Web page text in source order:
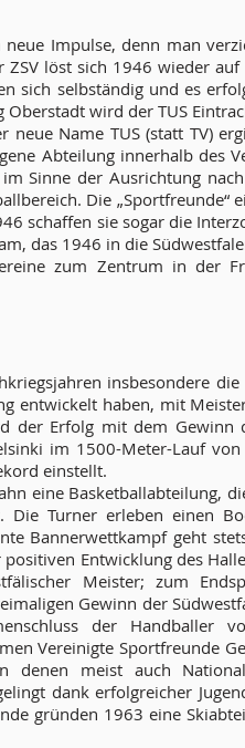
Impulse, denn man
löst sich 1946 wieder
sich selbständig und es
wird der TUS
neue Name TUS (statt TV)
Abteilung innerhalb des
Sinne der Ausrichtung
Die „Sportfreunde“
schaffen sie sogar die
das 1946 in die
zum Zentrum in der
insbesondere
entwickelt haben, mit
der Erfolg mit dem Gewinn
im 1500-Meter-Lauf
einstellt.
eine Basketballabteilung,
Die Turner erleben einen
Bannerwettkampf geht
Entwicklung des
Meister; zum
Gewinn der
der Handballer
Vereinigte Sportfreunde
denen meist auch
dank erfolgreicher
gründen 1963 eine